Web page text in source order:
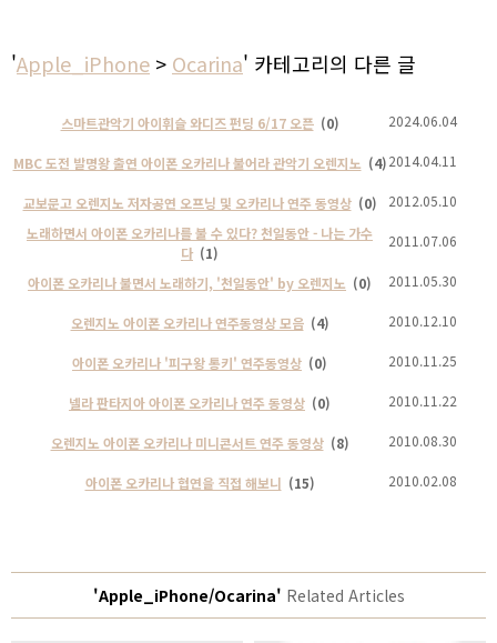
'Apple_iPhone > Ocarina' 카테고리의 다른 글
스마트관악기 아이휘슬 와디즈 펀딩 6/17 오픈 (0) 2024.06.04
MBC 도전 발명왕 출연 아이폰 오카리나 불어라 관악기 오렌지노 (4)2014.04.11
교보문고 오렌지노 저자공연 오프닝 및 오카리나 연주 동영상 (0)
2012.05.10
노래하면서 아이폰 오카리나를 불 수 있다? 천일동안 - 나는 가수
다 (1)
2011.07.06
아이폰 오카리나 불면서 노래하기, '천일동안' by 오렌지노 (0) 2011.05.30
오렌지노 아이폰 오카리나 연주동영상 모음 (4) 2010.12.10
아이폰 오카리나 '피구왕 통키' 연주동영상 (0) 2010.11.25
넬라 판타지아 아이폰 오카리나 연주 동영상 (0) 2010.11.22
오렌지노 아이폰 오카리나 미니콘서트 연주 동영상 (8) 2010.08.30
아이폰 오카리나 협연을 직접 해보니 (15) 2010.02.08
'Apple_iPhone/Ocarina' Related Articles